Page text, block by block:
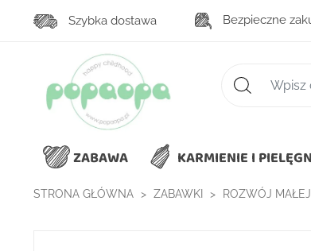
Bezpieczne
Szybka dostawa
ZABAWA KARMIENIE I
STRONA GŁÓWNA ZABAWKI ROZWÓJ